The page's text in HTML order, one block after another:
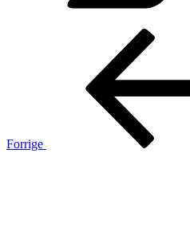
Indlægsnavigation
Forrige